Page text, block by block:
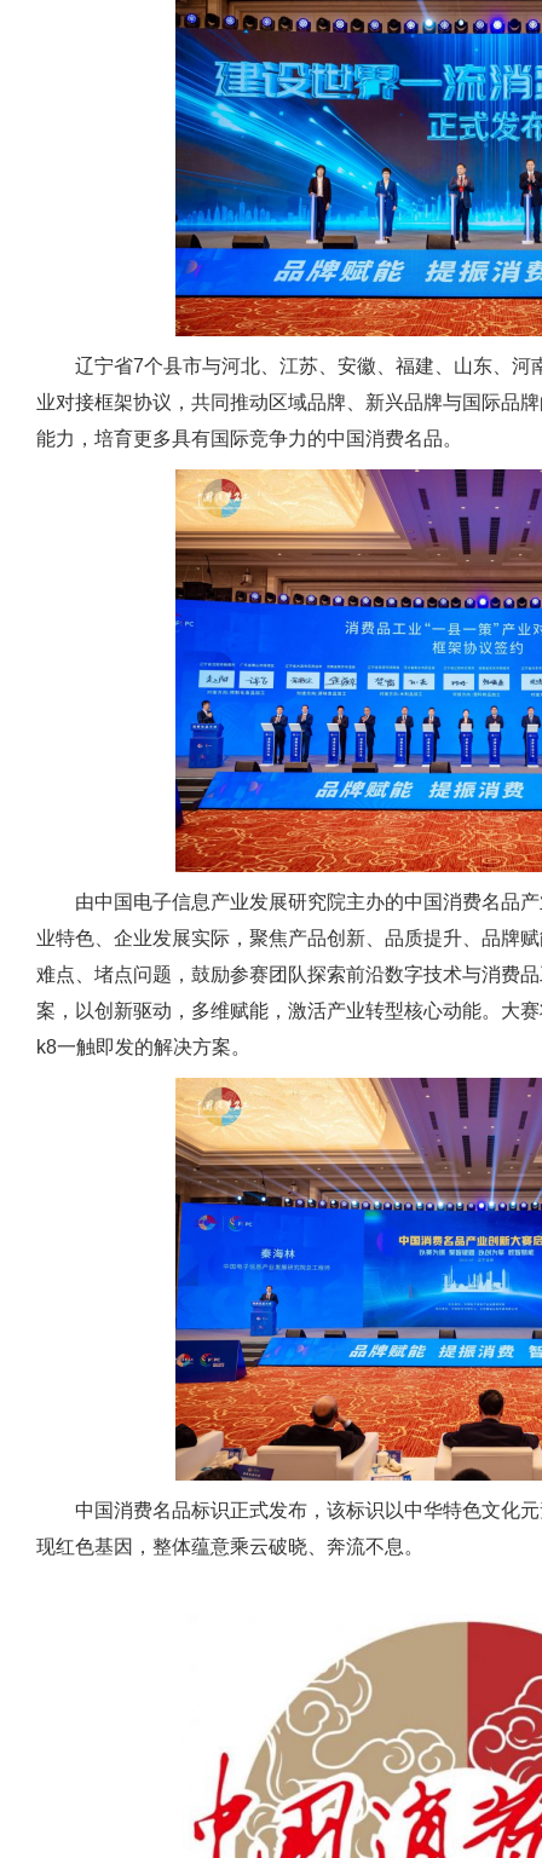
辽宁省7个县市与河北、江苏、安徽、福建、山东、河
业对接框架协议，共同推动区域品牌、新兴品牌与国际品
能力，培育更多具有国际竞争力的中国消费名品。
由中国电子信息产业发展研究院主办的中国消费名品
业特色、企业发展实际，聚焦产品创新、品质提升、品牌
难点、堵点问题，鼓励参赛团队探索前沿数字技术与消费
案，以创新驱动，多维赋能，激活产业转型核心动能。大
k8一触即发的解决方案。
中国消费名品标识正式发布，该标识以中华特色文化
现红色基因，整体蕴意乘云破晓、奔流不息。